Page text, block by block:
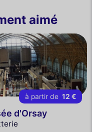
aimé
à partir de 12 €
d'Orsay